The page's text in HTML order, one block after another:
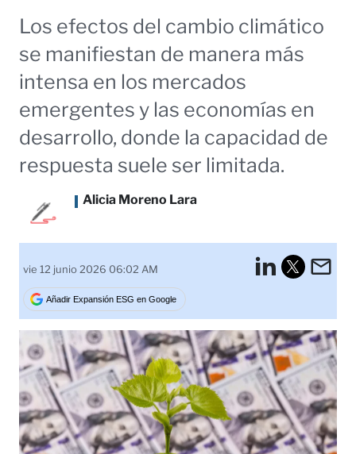
Los efectos del cambio climático
se manifiestan de manera más
intensa en los mercados
emergentes y las economías en
desarrollo, donde la capacidad de
respuesta suele ser limitada.
Alicia Moreno Lara
vie 12 junio 2026 06:02 AM
Añadir Expansión ESG en Google